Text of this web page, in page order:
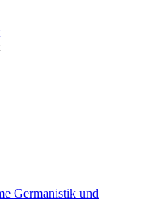
Germanistik und